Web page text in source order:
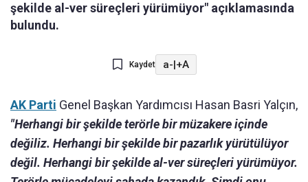
şekilde al-ver süreçleri yürümüyor" açıklamasında
bulundu.
Kaydet a-|+A
AK Parti Genel Başkan Yardımcısı Hasan Basri Yalçın,
"Herhangi bir şekilde terörle bir müzakere içinde
değiliz. Herhangi bir şekilde bir pazarlık yürütülüyor
değil. Herhangi bir şekilde al-ver süreçleri yürümüyor.